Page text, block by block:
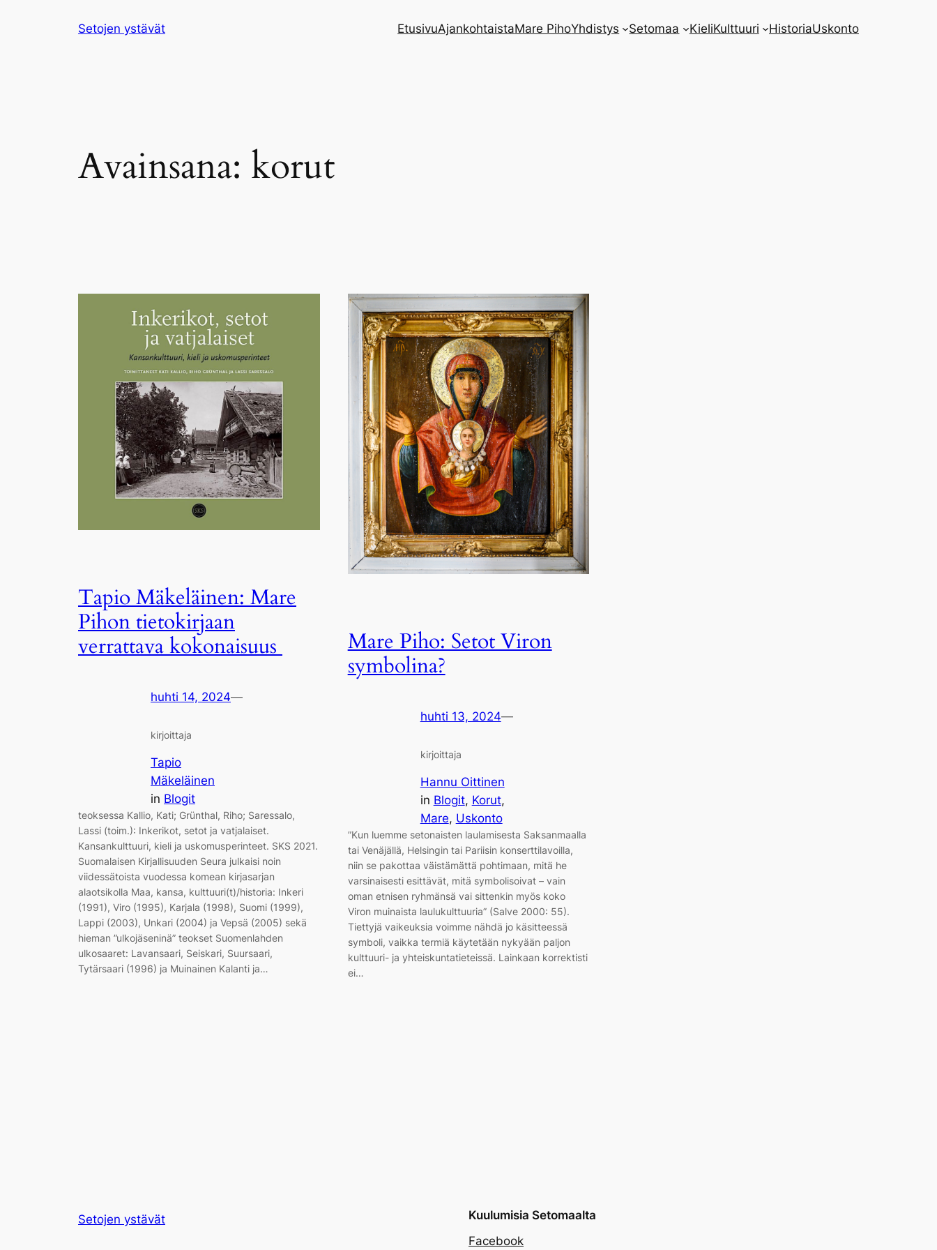
Setojen ystävät EtusivuAjankohtaistaMare PihoYhdistys Setomaa KieliKulttuuri HistoriaUskonto
Avainsana: korut
Tapio Mäkeläinen: Mare
Pihon tietokirjaan
verrattava kokonaisuus
huhti 14, 2024—
kirjoittaja
Tapio
Mäkeläinen
in Blogit
teoksessa Kallio, Kati; Grünthal, Riho; Saressalo,
Lassi (toim.): Inkerikot, setot ja vatjalaiset.
Kansankulttuuri, kieli ja uskomusperinteet. SKS 2021.
Suomalaisen Kirjallisuuden Seura julkaisi noin
viidessätoista vuodessa komean kirjasarjan
alaotsikolla Maa, kansa, kulttuuri(t)/historia: Inkeri
(1991), Viro (1995), Karjala (1998), Suomi (1999),
Lappi (2003), Unkari (2004) ja Vepsä (2005) sekä
hieman ”ulkojäseninä” teokset Suomenlahden
ulkosaaret: Lavansaari, Seiskari, Suursaari,
Tytärsaari (1996) ja Muinainen Kalanti ja…
Mare Piho: Setot Viron
symbolina?
huhti 13, 2024—
kirjoittaja
Hannu Oittinen
in Blogit, Korut
Mare, Uskonto
”Kun luemme setonaisten laulamisesta Saksanmaalla
tai Venäjällä, Helsingin tai Pariisin konserttilavoilla,
niin se pakottaa väistämättä pohtimaan, mitä he
varsinaisesti esittävät, mitä symbolisoivat – vain
oman etnisen ryhmänsä vai sittenkin myös koko
Viron muinaista laulukulttuuria” (Salve 2000: 55).
Tiettyjä vaikeuksia voimme nähdä jo käsitteessä
symboli, vaikka termiä käytetään nykyään paljon
kulttuuri- ja yhteiskuntatieteissä. Lainkaan korrektisti
ei…
Setojen ystävät
Kuulumisia Setomaalta
Facebook